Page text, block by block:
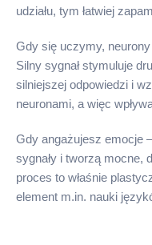
udziału, tym łatwiej
Gdy się uczymy, neurony
Silny sygnał stymuluje
silniejszej odpowiedzi i
neuronami, a więc
Gdy angażujesz emocje
sygnały i tworzą mocne,
proces to właśnie
element m.in. nauki